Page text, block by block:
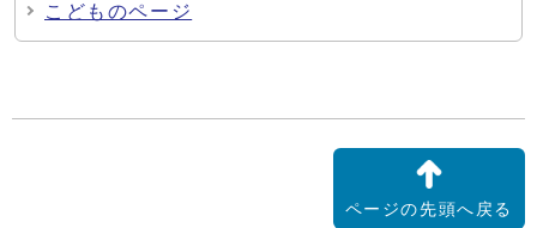
こどものページ
ページの先頭へ戻る